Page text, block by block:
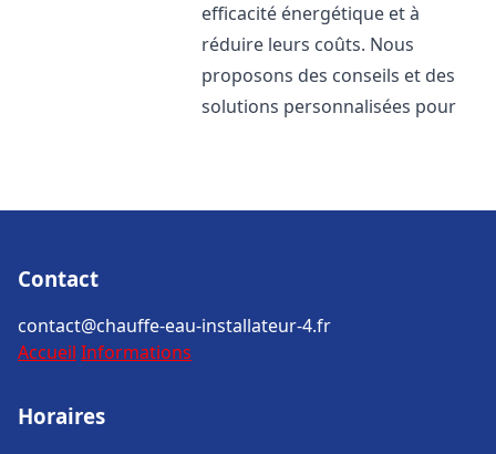
efficacité énergétique et à
réduire leurs coûts. Nous
proposons des conseils et des
solutions personnalisées pour
Contact
contact@chauffe-eau-installateur-4.fr
Accueil Informations
Horaires